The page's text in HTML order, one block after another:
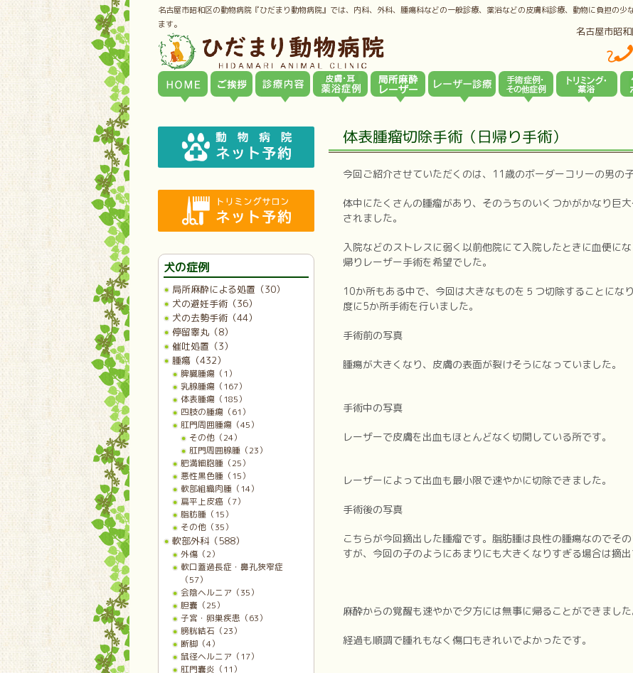
名古屋市昭和区の動物病院『ひだまり動物病院』では、内科、外科、腫瘍科などの一般診療、薬浴などの皮膚科診療、動物に負担の少
ます。
名古屋市昭
体表腫瘤切除手術（日帰り手術）
今回ご紹介させていただくのは、11歳のボーダーコリーの男の子
体中にたくさんの腫瘤があり、そのうちのいくつかがかなり巨
されました。
入院などのストレスに弱く以前他院にて入院したときに血便に
帰りレーザー手術を希望でした。
10か所もある中で、今回は大きなものを５つ切除することにな
度に5か所手術を行いました。
手術前の写真
腫瘍が大きくなり、皮膚の表面が裂けそうになっていました。
手術中の写真
レーザーで皮膚を出血もほとんどなく切開している所です。
レーザーによって出血も最小限で速やかに切除できました。
手術後の写真
こちらが今回摘出した腫瘤です。脂肪腫は良性の腫瘍なのでそ
すが、今回の子のようにあまりにも大きくなりすぎる場合は摘出
麻酔からの覚醒も速やかで夕方には無事に帰ることができました
経過も順調で腫れもなく傷口もきれいでよかったです。
犬の症例
局所麻酔による処置（30）
犬の避妊手術（36）
犬の去勢手術（44）
停留睾丸（8）
催吐処置（3）
腫瘍（432）
脾臓腫瘍（1）
乳腺腫瘍（167）
体表腫瘍（185）
四肢の腫瘍（61）
肛門周囲腫瘍（45）
その他（24）
肛門周囲腺腫（23）
肥満細胞腫（25）
悪性黒色腫（15）
軟部組織肉腫（14）
扁平上皮癌（7）
脂肪腫（15）
その他（35）
軟部外科（588）
外傷（2）
軟口蓋過長症・鼻孔狭窄症
（57）
会陰ヘルニア（35）
胆嚢（25）
子宮・卵巣疾患（63）
膀胱結石（23）
断脚（4）
鼠径ヘルニア（17）
肛門嚢炎（11）